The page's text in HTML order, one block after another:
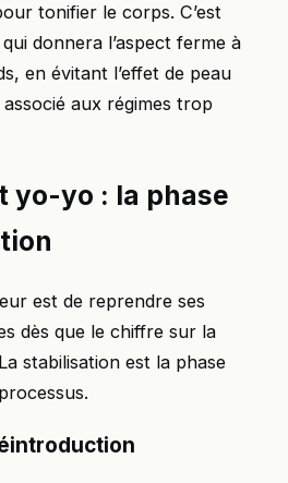
tonifier le corps. C’est
donnera l’aspect ferme à
en évitant l’effet de peau
aux régimes trop
yo-yo : la phase
est de reprendre ses
dès que le chiffre sur la
stabilisation est la phase